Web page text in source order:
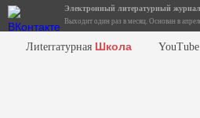
Электронный литературный
Выходит один раз в месяц. Основан в
Лиterraтурная Школа YouTube